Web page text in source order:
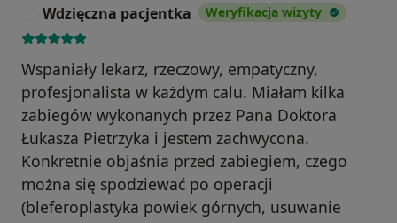
Wdzięczna pacjentka Weryfikacja wizyty
Wspaniały lekarz, rzeczowy, empatyczny,
profesjonalista w każdym calu. Miałam kilka
zabiegów wykonanych przez Pana Doktora
Łukasza Pietrzyka i jestem zachwycona.
Konkretnie objaśnia przed zabiegiem, czego
można się spodziewać po operacji
(bleferoplastyka powiek górnych, usuwanie